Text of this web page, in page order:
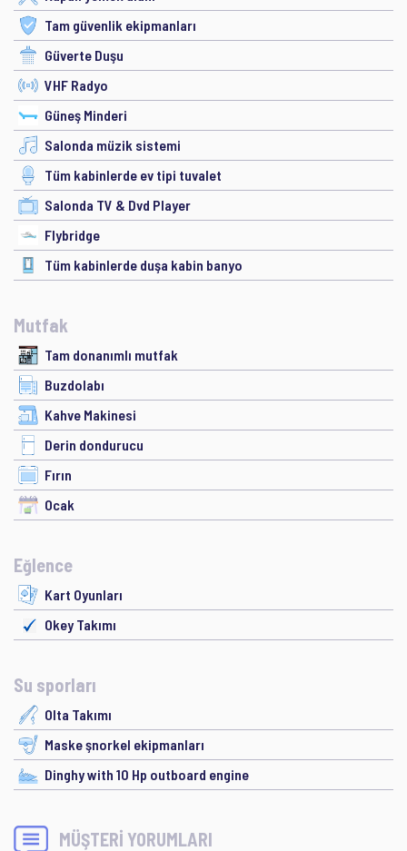
Tam güvenlik ekipmanları
Güverte Duşu
VHF Radyo
Güneş Minderi
Salonda müzik sistemi
Tüm kabinlerde ev tipi tuvalet
Salonda TV & Dvd Player
Flybridge
Tüm kabinlerde duşa kabin banyo
Mutfak
Tam donanımlı mutfak
Buzdolabı
Kahve Makinesi
Derin dondurucu
Fırın
Ocak
Eğlence
Kart Oyunları
Okey Takımı
Su sporları
Olta Takımı
Maske şnorkel ekipmanları
Dinghy with 10 Hp outboard engine
MÜŞTERİ YORUMLARI